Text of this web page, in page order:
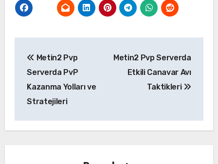
gezinmesi
Metin2 Pvp
Serverda PvP
Kazanma Yolları ve
Stratejileri
Metin2 Pvp Serverda
Etkili Canavar Avı
Taktikleri